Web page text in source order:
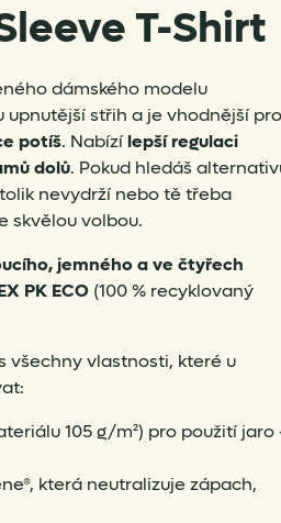
T-Shirt
dámského modelu
upnutější střih a je vhodnější pro
potíš. Nabízí lepší regulaci
dolů. Pokud hledáš
nevydrží nebo tě třeba
skvělou volbou.
jemného a ve čtyřech
PK ECO (100 % recyklovaný
všechny vlastnosti, které u
105 g/m²) pro použití jaro
která neutralizuje zápach,